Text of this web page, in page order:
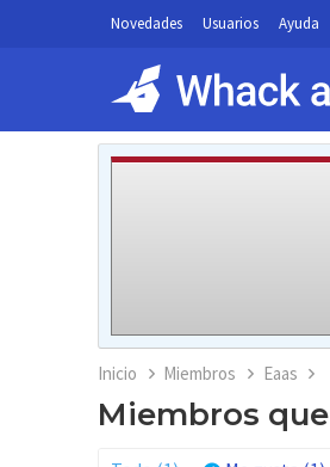
Novedades Usuarios Ayuda
Inicio Miembros Eaas
Miembros